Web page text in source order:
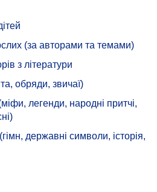
(за авторами та темами)
з літератури
обряди, звичаї)
легенди, народні притчі,
державні символи, історія,